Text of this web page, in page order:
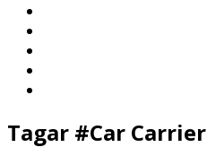
Tagar #Car Carrier